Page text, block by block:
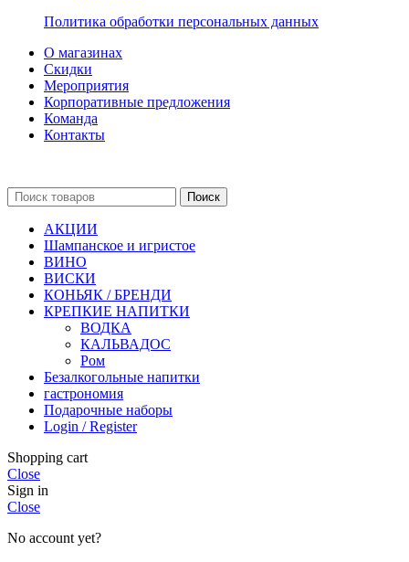
Политика обработки персональных данных
О магазинах
Скидки
Мероприятия
Корпоративные предложения
Команда
Контакты
Поиск
АКЦИИ
Шампанское и игристое
ВИНО
ВИСКИ
КОНЬЯК / БРЕНДИ
КРЕПКИЕ НАПИТКИ
ВОДКА
КАЛЬВАДОС
Ром
Безалкогольные напитки
гастрономия
Подарочные наборы
Login / Register
Shopping cart
Close
Sign in
Close
No account yet?